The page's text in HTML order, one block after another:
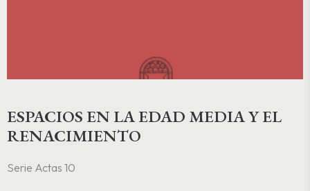
ESPACIOS EN LA EDAD MEDIA Y EL
RENACIMIENTO
Serie Actas 10